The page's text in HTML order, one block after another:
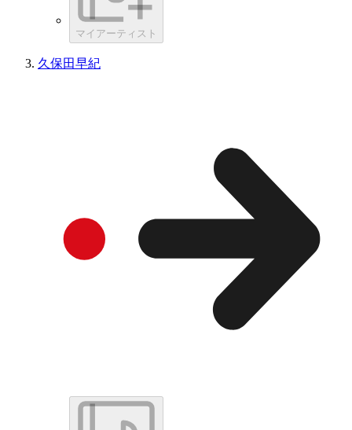
マイアーティスト
久保田早紀